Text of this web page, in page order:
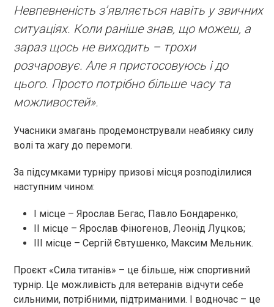
Невпевненість з’являється навіть у звичних
ситуаціях. Коли раніше знав, що можеш, а
зараз щось не виходить – трохи
розчаровує. Але я пристосовуюсь і до
цього. Просто потрібно більше часу та
можливостей».
Учасники змагань продемонстрували неабияку силу
волі та жагу до перемоги.
За підсумками турніру призові місця розподілилися
наступним чином:
I місце – Ярослав Бегас, Павло Бондаренко;
II місце – Ярослав Фіногенов, Леонід Луцков;
III місце – Сергій Євтушенко, Максим Мельник.
Проєкт «Сила титанів» – це більше, ніж спортивний
турнір. Це можливість для ветеранів відчути себе
сильними, потрібними, підтриманими. І водночас – це